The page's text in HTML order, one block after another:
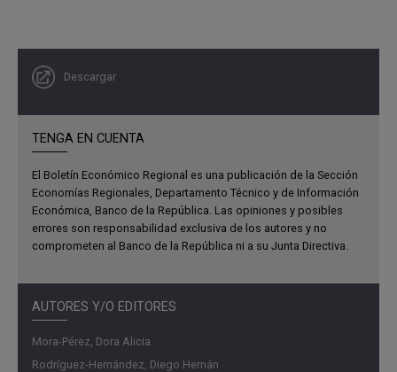
Descargar
TENGA EN CUENTA
El Boletín Económico Regional es una publicación de la Sección
Economías Regionales, Departamento Técnico y de Información
Económica, Banco de la República. Las opiniones y posibles
errores son responsabilidad exclusiva de los autores y no
comprometen al Banco de la República ni a su Junta Directiva.
AUTORES Y/O EDITORES
Mora-Pérez, Dora Alicia
Rodríguez-Hernández, Diego Hernán